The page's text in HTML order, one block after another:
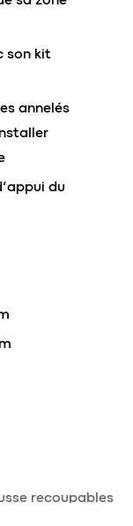
son kit
annelés
du